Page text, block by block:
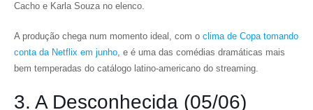
Cacho e Karla Souza no elenco.
A produção chega num momento ideal, com o clima de Copa tomando
conta da Netflix em junho, e é uma das comédias dramáticas mais
bem temperadas do catálogo latino-americano do streaming.
3. A Desconhecida (05/06)